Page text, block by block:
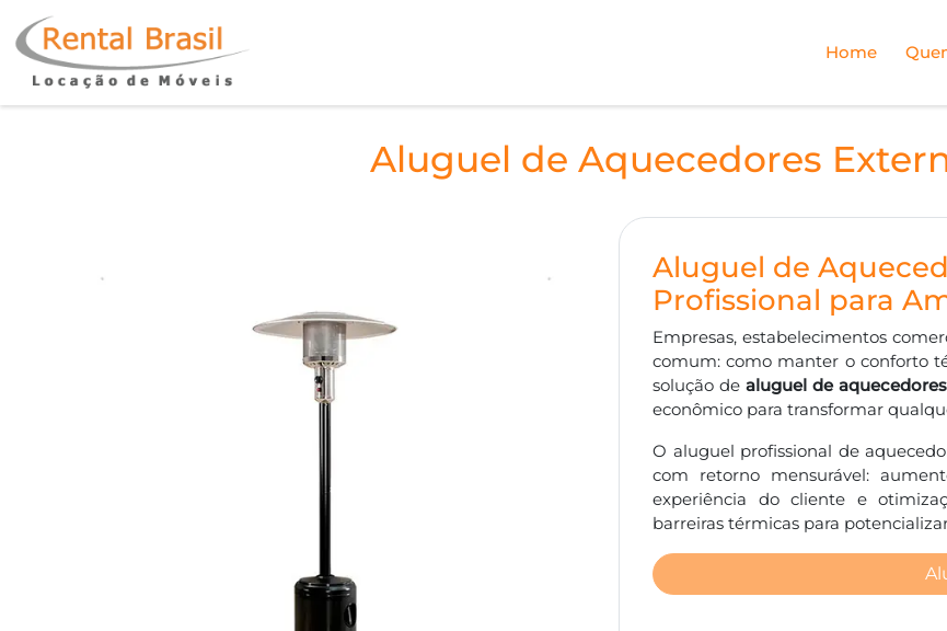
Home
Aluguel de Aquecedores
Aluguel de
Profissional para
Empresas, estabelecimentos
comum: como manter o conforto
solução de aluguel de
econômico para transformar
O aluguel profissional de
com retorno mensurável:
experiência do cliente e
barreiras térmicas para